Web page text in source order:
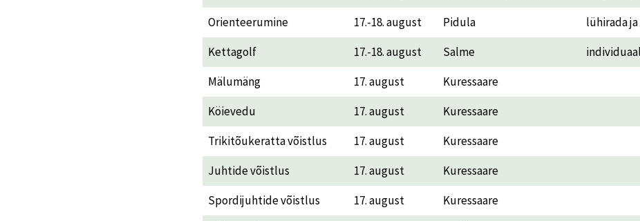
Orienteerumine
17.-18. august Pidula
lühirada
Kettagolf
17.-18. august Salme
Mälumäng
17. august
Kuressaare
Köievedu
17. august
Kuressaare
Trikitõukeratta võistlus
17. august
Kuressaare
Juhtide võistlus
17. august
Kuressaare
Spordijuhtide võistlus
17. august
Kuressaare